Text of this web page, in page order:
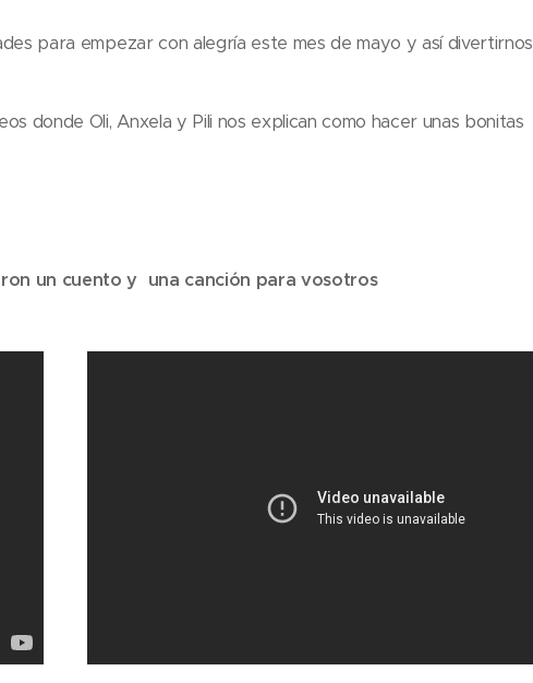
para empezar con alegría este mes de mayo y así divertirnos
donde Oli, Anxela y Pili nos explican como hacer unas bonitas
un cuento y una canción para vosotros